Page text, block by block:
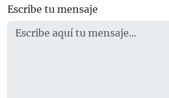
Escribe tu mensaje